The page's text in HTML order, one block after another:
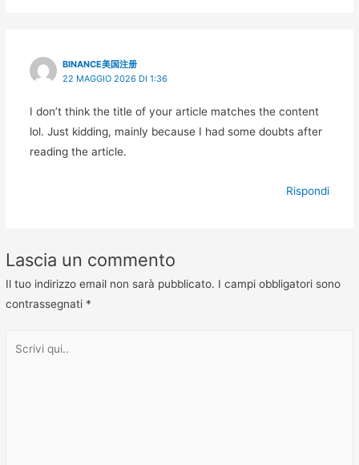
BINANCE美国注册
22 MAGGIO 2026 DI 1:36
I don’t think the title of your article matches the content
lol. Just kidding, mainly because I had some doubts after
reading the article.
Rispondi
Lascia un commento
Il tuo indirizzo email non sarà pubblicato. I campi obbligatori sono
contrassegnati *